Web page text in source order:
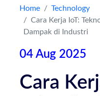
Home
Technology
Cara Kerja IoT:
Dampak di Industri
04 Aug 2025
Cara